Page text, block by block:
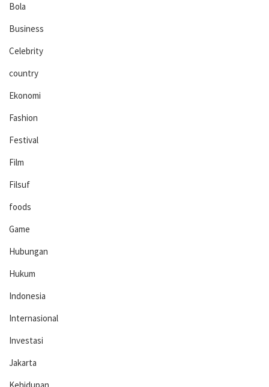
Bola
Business
Celebrity
country
Ekonomi
Fashion
Festival
Film
Filsuf
foods
Game
Hubungan
Hukum
Indonesia
Internasional
Investasi
Jakarta